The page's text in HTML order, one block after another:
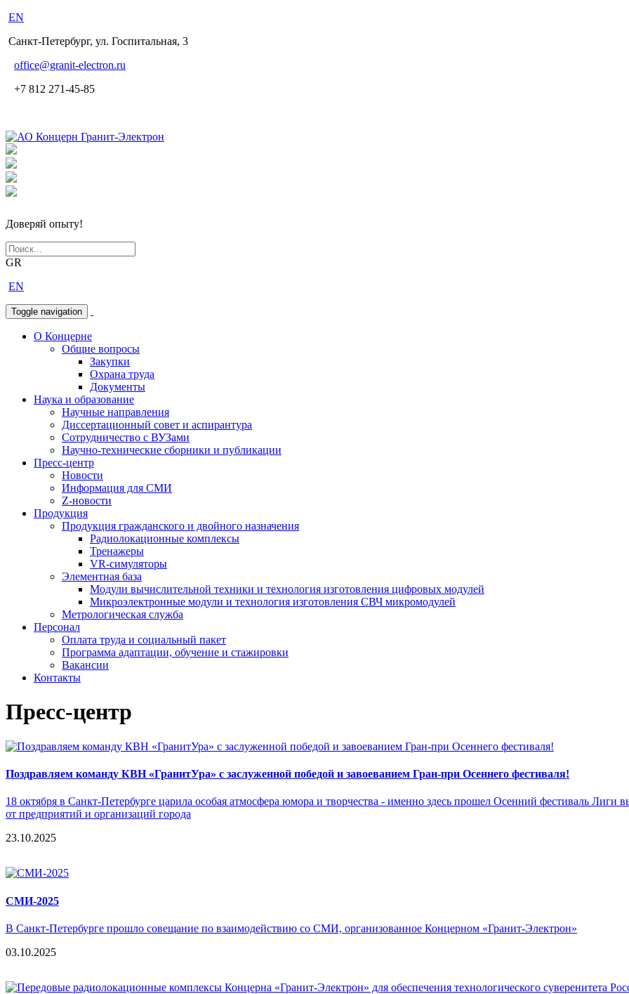
EN
Санкт-Петербург, ул. Госпитальная, 3
office@granit-electron.ru
+7 812 271-45-85
Доверяй опыту!
GR
EN
Toggle navigation
О Концерне
Общие вопросы
Закупки
Охрана труда
Документы
Наука и образование
Научные направления
Диссертационный совет и аспирантура
Сотрудничество с ВУЗами
Научно-технические сборники и публикации
Пресс-центр
Новости
Информация для СМИ
Z-новости
Продукция
Продукция гражданского и двойного назначения
Радиолокационные комплексы
Тренажеры
VR-симуляторы
Элементная база
Модули вычислительной техники и технология изготовления цифровых модулей
Микроэлектронные модули и технология изготовления СВЧ микромодулей
Метрологическая служба
Персонал
Оплата труда и социальный пакет
Программа адаптации, обучение и стажировки
Вакансии
Контакты
Пресс-центр
Поздравляем команду КВН «ГранитУра» с заслуженной победой и завоеванием Гран-при Осеннего фестиваля!
18 октября в Санкт-Петербурге царила особая атмосфера юмора и творчества - именно здесь прошел Осенний фестиваль
от предприятий и организаций города
23.10.2025
СМИ-2025
В Санкт-Петербурге прошло совещание по взаимодействию со СМИ, организованное Концерном «Гранит-Электрон»
03.10.2025